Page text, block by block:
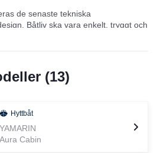
de senaste tekniska
Båtliv ska vara enkelt, tryggt och
den viktigaste egenskapen
Yamarin är det perfekta valet
nybörjare. Bekanta dig med
Q
2019, Yamarin 88 DC och 63 BR
(13)
Hyttbåt
YAMARIN
Aura Cabin